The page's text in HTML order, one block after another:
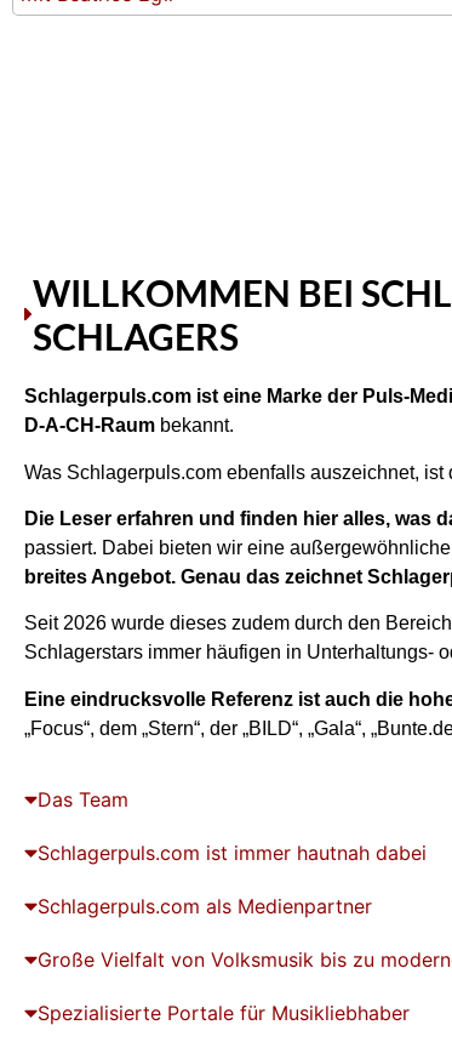
WILLKOMMEN BEI
SCHLAGERS
Schlagerpuls.com ist eine Marke der Puls-
D-A-CH-Raum bekannt.
Was Schlagerpuls.com ebenfalls auszeichnet,
Die Leser erfahren und finden hier alles, was
passiert. Dabei bieten wir eine
breites Angebot. Genau das zeichnet
Seit 2026 wurde dieses zudem durch den
Schlagerstars immer häufigen in Unterhaltungs-
Eine eindrucksvolle Referenz ist auch die
„Focus“, dem „Stern“, der „BILD“, „Gala“,
Das Team
Schlagerpuls.com ist immer hautnah dabei
Schlagerpuls.com als Medienpartner​
Große Vielfalt von Volksmusik bis zu
Spezialisierte Portale für Musikliebhaber